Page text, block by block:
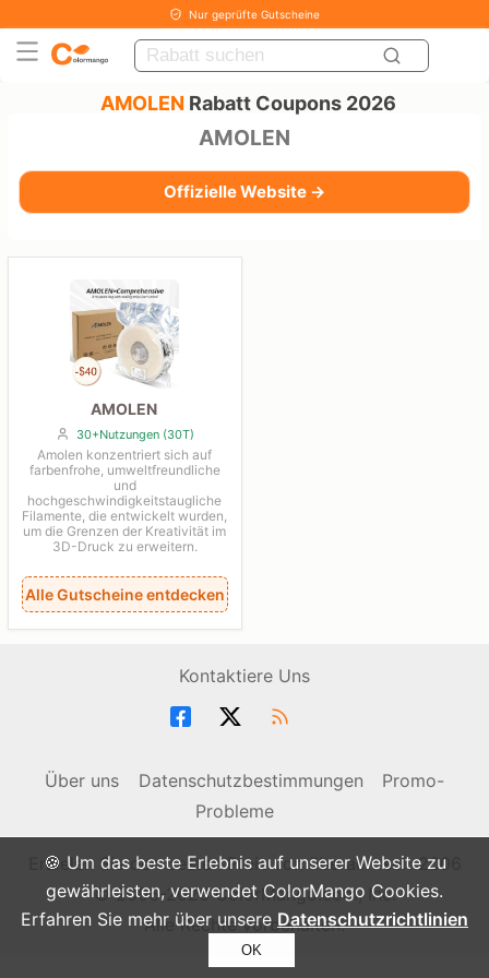
🍪 Um das beste Erlebnis auf unserer Website zu
gewährleisten, verwendet ColorMango Cookies.
Erfahren Sie mehr über unsere Datenschutzrichtlinien
OK
Nur geprüfte Gutscheine
AMOLEN Rabatt Coupons 2026
AMOLEN
Offizielle Website →
AMOLEN
30+Nutzungen (30T)
Amolen konzentriert sich auf
farbenfrohe, umweltfreundliche
und
hochgeschwindigkeitstaugliche
Filamente, die entwickelt wurden,
um die Grenzen der Kreativität im
3D-Druck zu erweitern.
Alle Gutscheine entdecken
Kontaktiere Uns
Über uns Datenschutzbestimmungen
Promo-
Probleme
Erzielen Sie den besten Preis von überall - seit 2006
© 2006-2026 ColorMango.com, Inc.
Alle Rechte vorbehalten.